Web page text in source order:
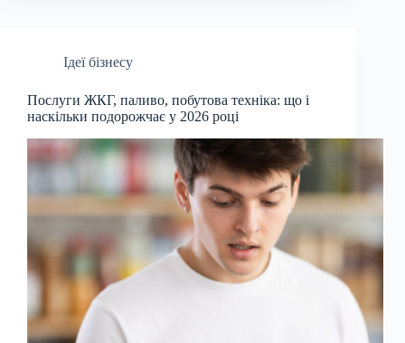
Ідеї бізнесу
Послуги ЖКГ, паливо, побутова техніка: що і
наскільки подорожчає у 2026 році